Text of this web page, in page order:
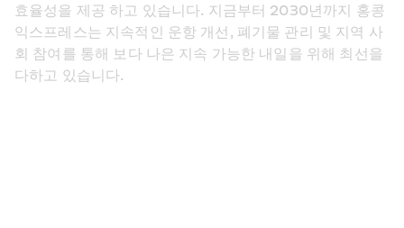
효율성을 제공 하고 있습니다. 지금부터 2030년까지 홍콩
익스프레스는 지속적인 운항 개선, 폐기물 관리 및 지역 사
회 참여를 통해 보다 나은 지속 가능한 내일을 위해 최선을
다하고 있습니다.